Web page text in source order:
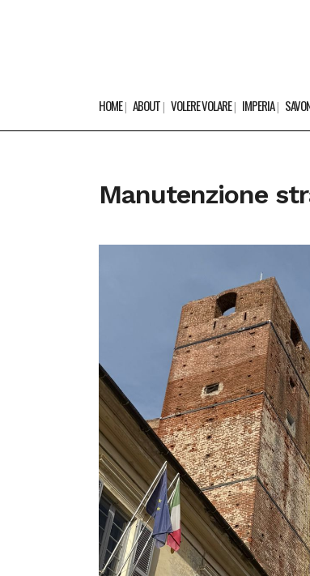
HOME ABOUT VOLERE VOLARE IMPERIA
Manutenzione